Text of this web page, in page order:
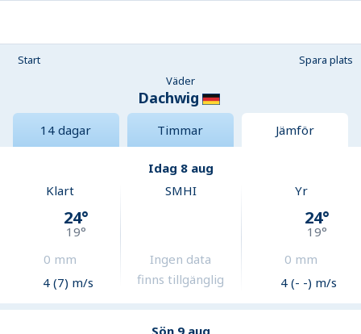
Start
Spara plats
Väder
Dachwig
14 dagar Timmar Jämför
Idag 8 aug
Klart
24°
19°
0 mm
4 (7) m/s
SMHI
Ingen data
finns tillgänglig
Yr
24°
19°
0 mm
4 (- -) m/s